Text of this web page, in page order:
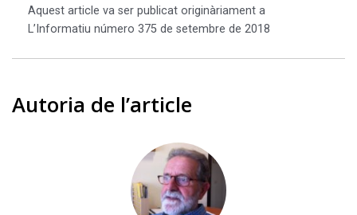
Aquest article va ser publicat originàriament a
L’Informatiu número 375 de setembre de 2018
Autoria de l’article